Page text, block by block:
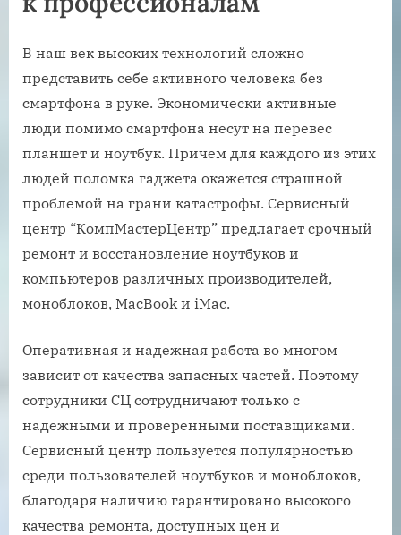
В наш век высоких технологий сложно
представить себе активного человека без
смартфона в руке. Экономически активные
люди помимо смартфона несут на перевес
планшет и ноутбук. Причем для каждого из этих
людей поломка гаджета окажется страшной
проблемой на грани катастрофы. Сервисный
центр “КомпМастерЦентр” предлагает срочный
ремонт и восстановление ноутбуков и
компьютеров различных производителей,
моноблоков, MacBook и iMac.
Оперативная и надежная работа во многом
зависит от качества запасных частей. Поэтому
сотрудники СЦ сотрудничают только с
надежными и проверенными поставщиками.
Сервисный центр пользуется популярностью
среди пользователей ноутбуков и моноблоков,
благодаря наличию гарантировано высокого
качества ремонта, доступных цен и